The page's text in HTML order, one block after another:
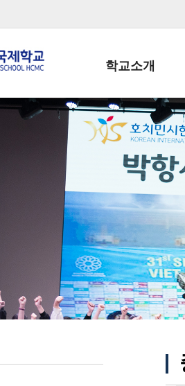
학교소개
학교장인사말
학생회장인사말
학교상징
학교 CI
교직원현황
학생현황
위치/전화
전경사진